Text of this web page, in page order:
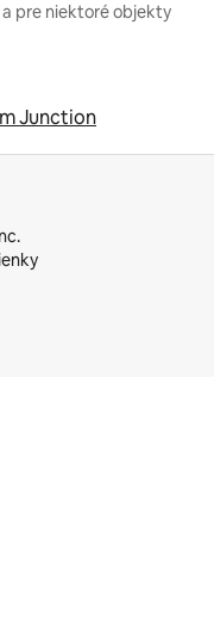
pre niektoré objekty
Junction